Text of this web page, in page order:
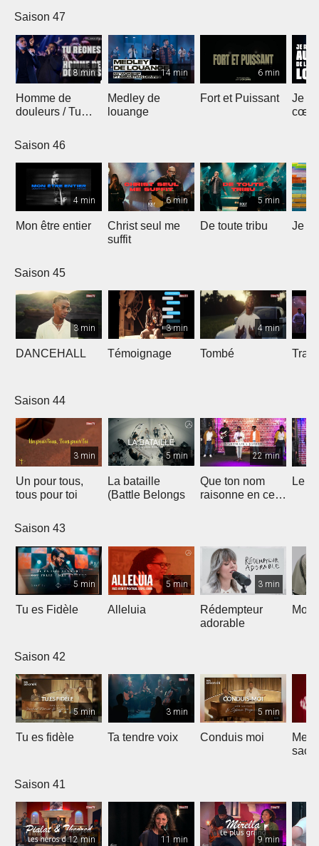
Saison 47
8 min
Homme de
douleurs / Tu
14 min
Medley de
louange
6 min
Fort et Puissant
Je
cœur
Saison 46
4 min
Mon être entier
6 min
Christ seul me
suffit
5 min
De toute tribu Je
Saison 45
3 min
DANCEHALL
3 min
Témoignage
4 min
Tombé
Saison 44
3 min
Un pour tous,
tous pour toi
5 min
La bataille
(Battle Belongs
22 min
Que ton nom
raisonne en ce
Le
Saison 43
5 min
Tu es Fidèle
5 min
Alleluia
3 min
Rédempteur
adorable
Mon
Saison 42
5 min
Tu es fidèle
3 min
Ta tendre voix
5 min
Conduis moi
Saison 41
12 min 11 min 9 min